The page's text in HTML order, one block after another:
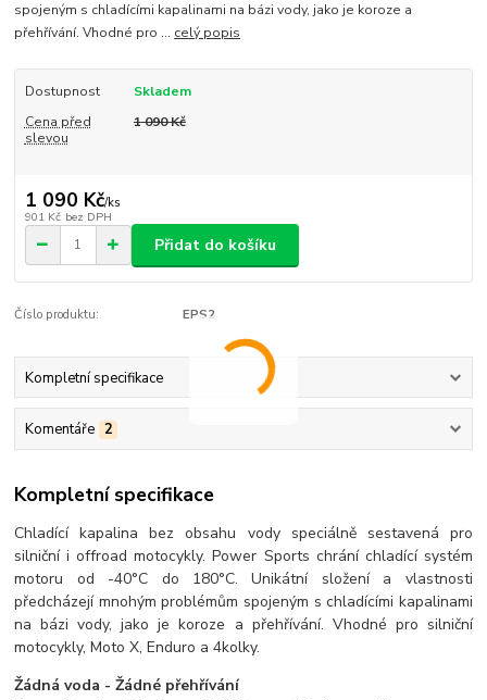
spojeným s chladícími kapalinami na bázi vody, jako je koroze a
přehřívání. Vhodné pro ... celý popis
Dostupnost
Skladem
Cena před
slevou
1 090 Kč
1 090 Kč/ks
901 Kč bez DPH
Přidat do košíku
Číslo produktu: EPS2
Kompletní specifikace
Komentáře 2
Kompletní specifikace
Chladící kapalina bez obsahu vody speciálně sestavená pro
silniční i offroad motocykly. Power Sports chrání chladící systém
motoru od -40°C do 180°C. Unikátní složení a vlastnosti
předcházejí mnohým problémům spojeným s chladícími kapalinami
na bázi vody, jako je koroze a přehřívání. Vhodné pro silniční
motocykly, Moto X, Enduro a 4kolky.
Žádná voda - Žádné přehřívání